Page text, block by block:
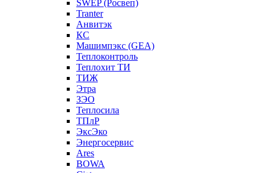
SWEP (Росвеп)
Tranter
Анвитэк
КС
Машимпэкс (GEA)
Теплоконтроль
Теплохит ТИ
ТИЖ
Этра
ЗЭО
Теплосила
ТПлР
ЭксЭко
Энергосервис
Ares
BOWA